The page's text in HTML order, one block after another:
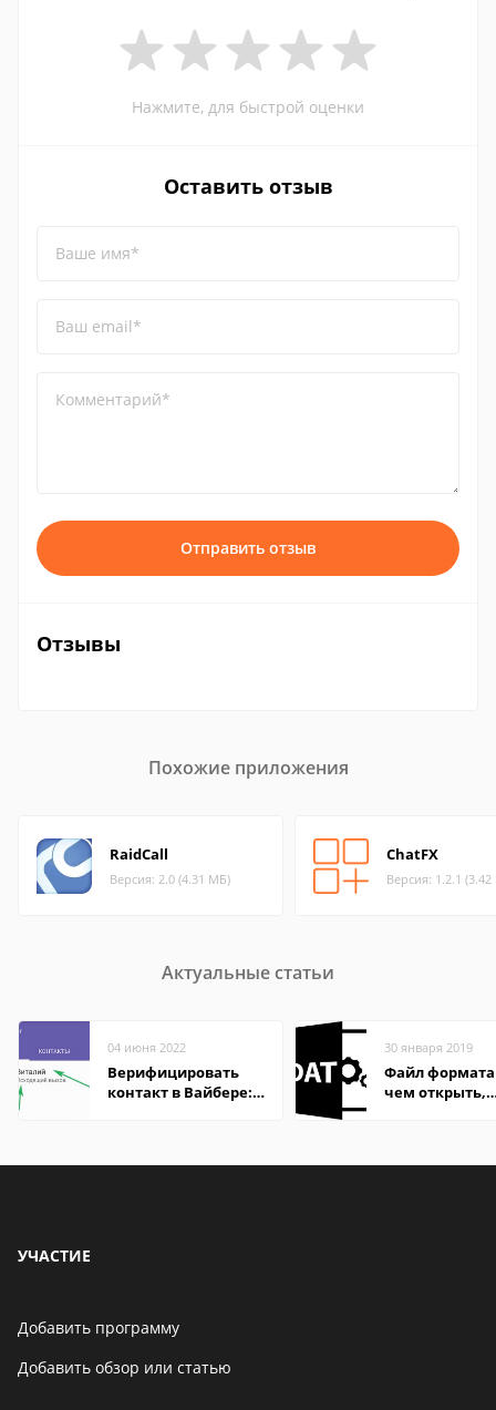
Нажмите, для быстрой оценки
Оставить отзыв
Ваше имя*
Ваш email*
Комментарий*
Отправить отзыв
Отзывы
Похожие приложения
RaidCall
Версия: 2.0 (4.31 МБ)
ChatFX
Версия: 1.2.1
Актуальные статьи
04 июня 2022
Верифицировать
контакт в Вайбере:
30 января 2019
Файл формата
чем открыть,
УЧАСТИЕ
Добавить программу
Добавить обзор или статью